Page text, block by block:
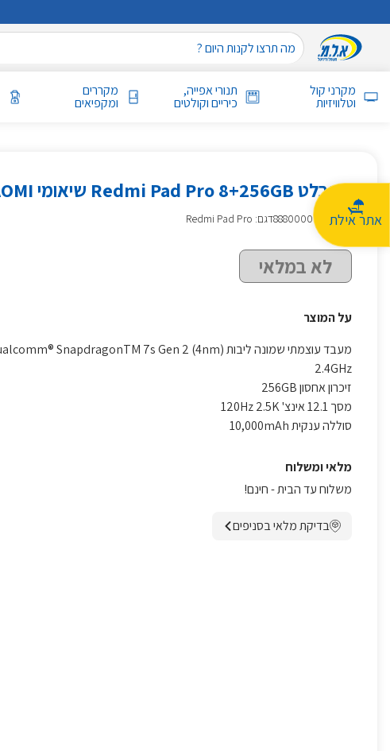
אתר אילת
מקרני קול
וטלוויזיות
תנורי אפייה,
כיריים וקולטים
מקררים
ומקפיאים
טאבלט Redmi Pad Pro 8+256GB שיאומי XIAOMI כחול
מק״ט 888000067דגם: Redmi Pad Pro
לא במלאי
על המוצר
2.4GHz
זיכרון אחסון 256GB
מסך 12.1 אינצ' 120Hz 2.5K
סוללה ענקית 10,000mAh
מלאי ומשלוח
משלוח עד הבית - חינם!
בדיקת מלאי בסניפים